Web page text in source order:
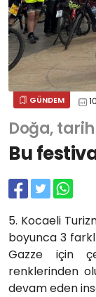
GÜNDEM
Doğa,
Bu
5. Kocaeli
boyunca 3
Gazze için
renklerinden
devam eden